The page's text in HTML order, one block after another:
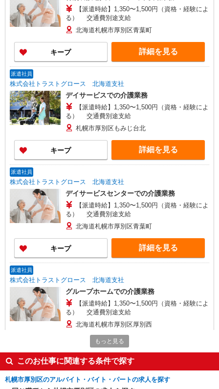
【派遣時給】1,350〜1,500円（資格・経験によ
る） 交通費別途支給
北海道札幌市厚別区青葉町
キープ 詳細を見る
派遣社員
株式会社トラストグロース 北海道支社
デイサービスでの介護業務
【派遣時給】1,350〜1,500円（資格・経験によ
る） 交通費別途支給
札幌市厚別区もみじ台北
キープ 詳細を見る
派遣社員
株式会社トラストグロース 北海道支社
デイサービスセンターでの介護業務
【派遣時給】1,350〜1,500円（資格・経験によ
る） 交通費別途支給
北海道札幌市厚別区青葉町
キープ 詳細を見る
派遣社員
株式会社トラストグロース 北海道支社
グループホームでの介護業務
【派遣時給】1,350〜1,500円（資格・経験によ
る） 交通費別途支給
北海道札幌市厚別区厚別西
株式会社トラストグロース 北海道支社
もっと見る
このお仕事に関連する条件で探す
札幌市厚別区のアルバイト・バイト・パートの求人を探す